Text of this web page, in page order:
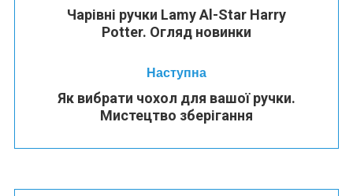
Чарівні ручки Lamy Al-Star Harry
Potter. Огляд новинки
Наступна
Як вибрати чохол для вашої ручки.
Мистецтво зберігання